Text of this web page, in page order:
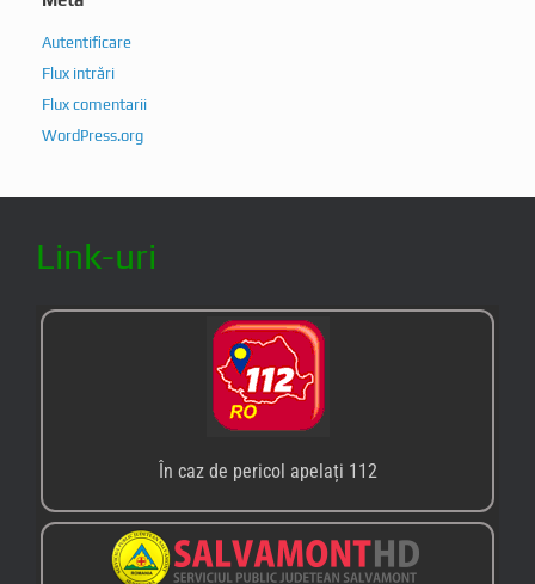
Autentificare
Flux intrări
Flux comentarii
WordPress.org
Link-uri
În caz de pericol apelați 112